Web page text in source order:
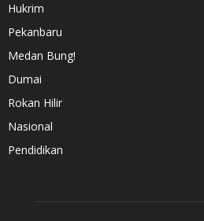
Hukrim
Pekanbaru
Medan Bung!
Dumai
Rokan Hilir
Nasional
Pendidikan